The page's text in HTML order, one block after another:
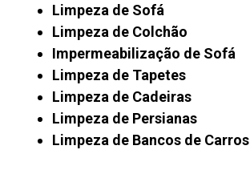
Limpeza de Sofá
Limpeza de Colchão
Impermeabilização de Sofá
Limpeza de Tapetes
Limpeza de Cadeiras
Limpeza de Persianas
Limpeza de Bancos de Carros